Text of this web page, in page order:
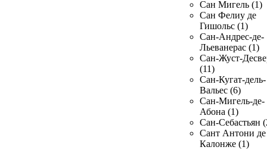
Сан Мигель (1)
Сан Фелиу де
Гишольс (1)
Сан-Андрес-де-
Льеванерас (1)
Сан-Жуст-
(11)
Сан-Кугат-дель-
Вальес (6)
Сан-Мигель-де-
Абона (1)
Сан-Себастьян
Сант Антони де
Калонже (1)